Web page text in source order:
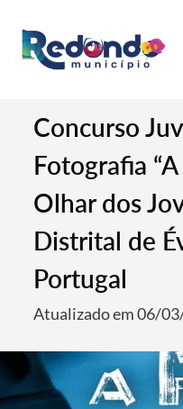
Concurso
Fotografia
Olhar dos
Distrital de
Portugal
Atualizado em 06/